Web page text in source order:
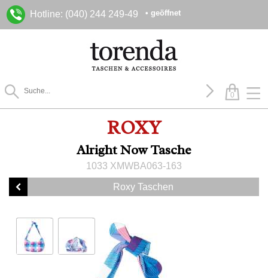
Hotline: (040) 244 249-49 • geöffnet
0
ROXY
Alright Now Tasche
1033 XMWBA063-163
Roxy Taschen